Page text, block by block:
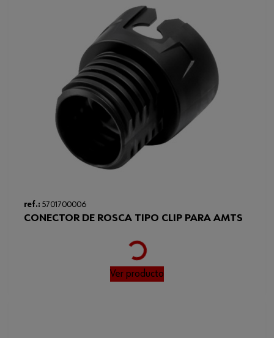
ref.: 5701700006
CONECTOR DE ROSCA TIPO CLIP PARA AMTS
Loading...
Ver producto